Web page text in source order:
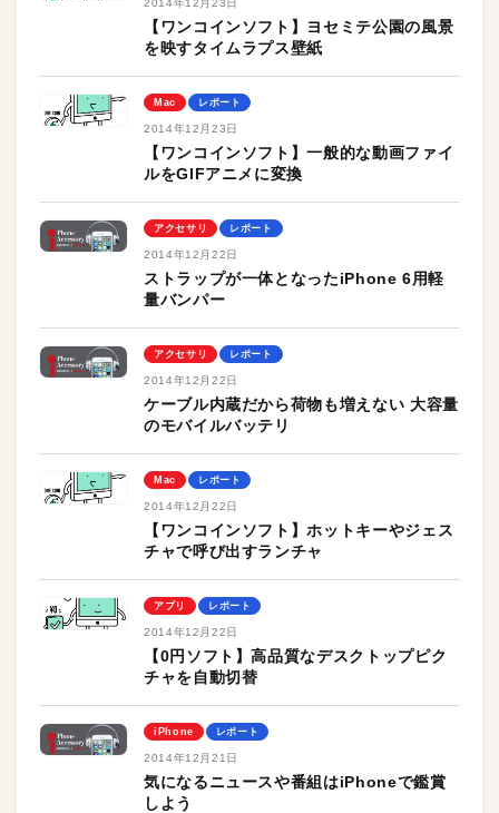
2014年12月23日
【ワンコインソフト】ヨセミテ公園の風景
を映すタイムラプス壁紙
Mac レポート
2014年12月23日
【ワンコインソフト】一般的な動画ファイ
ルをGIFアニメに変換
アクセサリ レポート
2014年12月22日
ストラップが一体となったiPhone 6用軽
量バンパー
アクセサリ レポート
2014年12月22日
ケーブル内蔵だから荷物も増えない 大容量
のモバイルバッテリ
Mac レポート
2014年12月22日
【ワンコインソフト】ホットキーやジェス
チャで呼び出すランチャ
アプリ レポート
2014年12月22日
【0円ソフト】高品質なデスクトップピク
チャを自動切替
iPhone レポート
2014年12月21日
気になるニュースや番組はiPhoneで鑑賞
しよう